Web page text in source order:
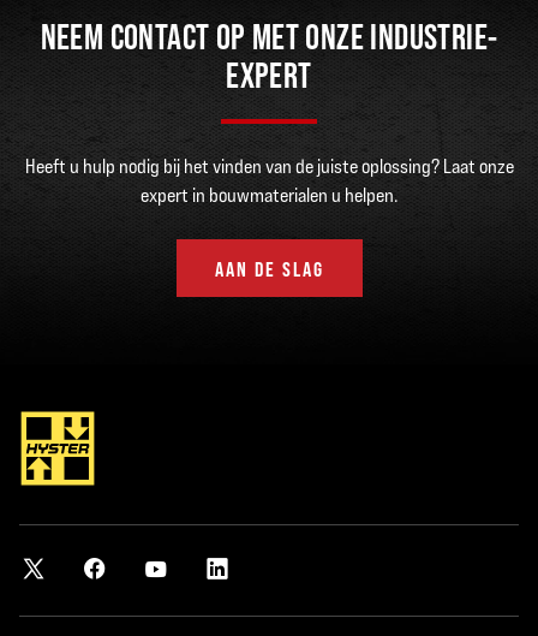
NEEM CONTACT OP MET ONZE INDUSTRIE-
EXPERT
Heeft u hulp nodig bij het vinden van de juiste oplossing? Laat onze
expert in bouwmaterialen u helpen.
AAN DE SLAG